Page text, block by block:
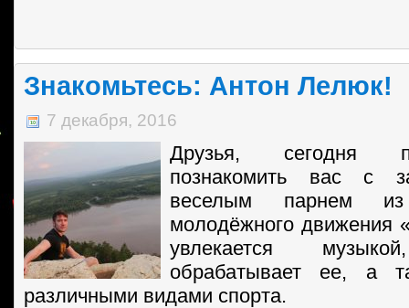
Знакомьтесь: Антон Лелюк!
7 декабря, 2016
Друзья, сегодня
познакомить вас с
веселым парнем из
молодёжного движения
увлекается
обрабатывает ее, а
различными видами спорта.